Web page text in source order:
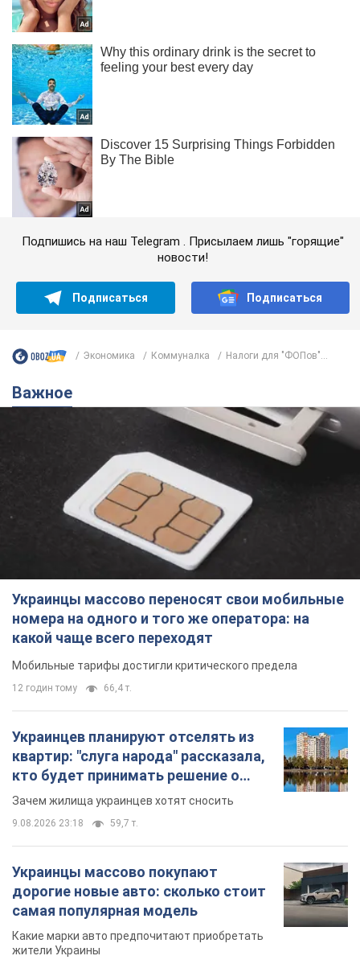
Подпишись на наш Telegram . Присылаем лишь "горящие"
новости!
Подписаться Подписаться
Экономика Коммуналка Налоги для "ФОПов"...
Важное
Украинцы массово переносят свои мобильные
номера на одного и того же оператора: на
какой чаще всего переходят
Мобильные тарифы достигли критического предела
12 годин тому 66,4 т.
Украинцев планируют отселять из
квартир: "слуга народа" рассказала,
кто будет принимать решение о
сносе домов
Зачем жилища украинцев хотят сносить
9.08.2026 23:18 59,7 т.
Украинцы массово покупают
дорогие новые авто: сколько стоит
самая популярная модель
Какие марки авто предпочитают приобретать
жители Украины